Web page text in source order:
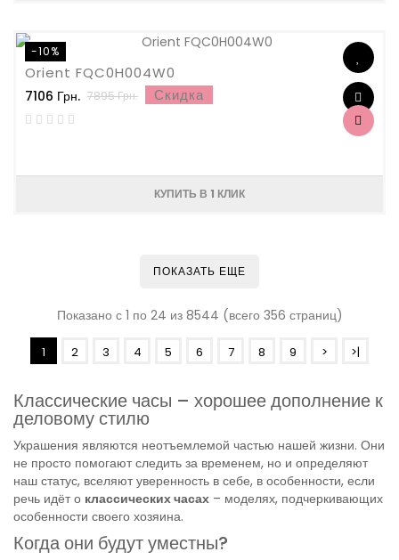
-10%
Orient FQC0H004W0
7106 Грн. 7895 Грн. Скидка
КУПИТЬ В 1 КЛИК
ПОКАЗАТЬ ЕЩЕ
Показано с 1 по 24 из 8544 (всего 356 страниц)
1 2 3 4 5 6 7 8 9 > >|
Классические часы – хорошее дополнение к
деловому стилю
Украшения являются неотъемлемой частью нашей жизни. Они
не просто помогают следить за временем, но и определяют
наш статус, вселяют уверенность в себе, в особенности, если
речь идёт о классических часах – моделях, подчеркивающих
особенности своего хозяина.
Когда они будут уместны?